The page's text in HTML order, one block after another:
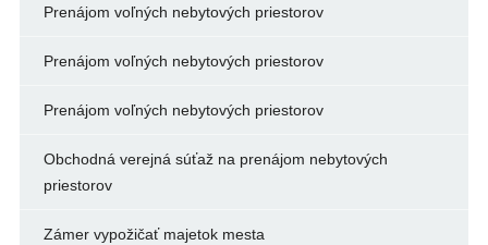
Prenájom voľných nebytových priestorov
Prenájom voľných nebytových priestorov
Prenájom voľných nebytových priestorov
Obchodná verejná súťaž na prenájom nebytových
priestorov
Zámer vypožičať majetok mesta